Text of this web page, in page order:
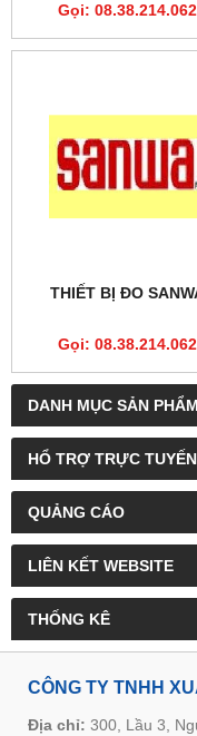
DANH MỤC SẢN PHẨM
HỔ TRỢ TRỰC TUYẾN
QUẢNG CÁO
LIÊN KẾT WEBSITE
THỐNG KÊ
Gọi: 08.38.214.062
THIẾT BỊ ĐO
Gọi: 08.38.214.062
CÔNG TY TNHH
Địa chỉ: 300, Lầu 3,